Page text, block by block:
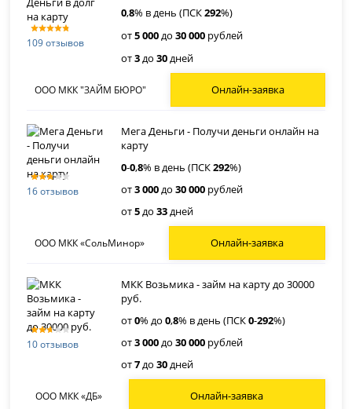
109 отзывов
0,8% в день (ПСК292%)
от5 000до30 000 рублей
от3до30дней
ООО МКК "ЗАЙМ БЮРО" Онлайн-заявка
16 отзывов
Мега Деньги - Получи деньги онлайн на
карту
0-0,8% в день (ПСК292%)
от3 000до30 000 рублей
от5до33дней
ООО МКК «СольМинор» Онлайн-заявка
10 отзывов
МКК Возьмика - займ на карту до 30000
руб.
от0% до0,8% в день (ПСК0-292%)
от3 000до30 000 рублей
от7до30дней
ООО МКК «ДБ» Онлайн-заявка